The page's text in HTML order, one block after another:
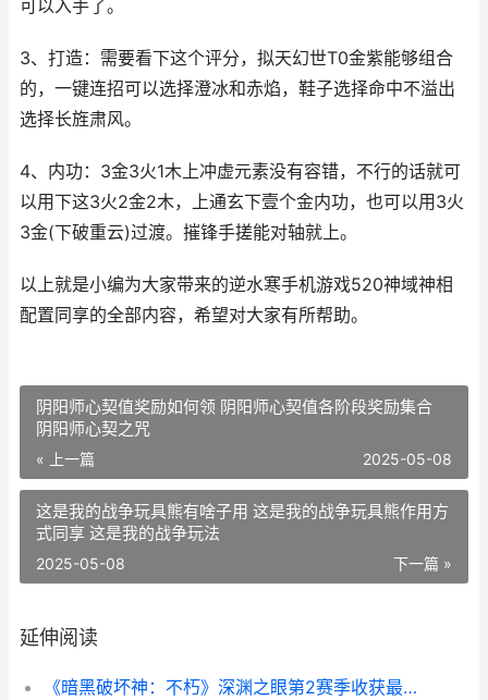
可以入手了。
3、打造：需要看下这个评分，拟天幻世T0金紫能够组合
的，一键连招可以选择澄冰和赤焰，鞋子选择命中不溢出
选择长旌肃风。
4、内功：3金3火1木上冲虚元素没有容错，不行的话就可
以用下这3火2金2木，上通玄下壹个金内功，也可以用3火
3金(下破重云)过渡。摧锋手搓能对轴就上。
以上就是小编为大家带来的逆水寒手机游戏520神域神相
配置同享的全部内容，希望对大家有所帮助。
阴阳师心契值奖励如何领 阴阳师心契值各阶段奖励集合
阴阳师心契之咒
« 上一篇 2025-05-08
这是我的战争玩具熊有啥子用 这是我的战争玩具熊作用方
式同享 这是我的战争玩法
下一篇 »
2025-05-08
延伸阅读
《暗黑破坏神：不朽》深渊之眼第2赛季收获最新魔神技能装备 暗黑破坏神2手机单机版